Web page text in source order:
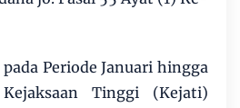
Periode Januari hingga
Tinggi (Kejati)